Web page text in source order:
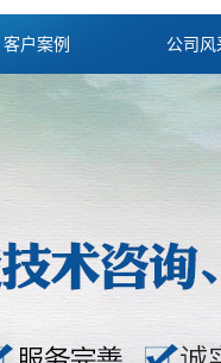
客户案例 公司风